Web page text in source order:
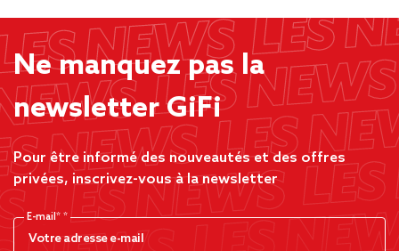
Ne manquez pas la
newsletter GiFi
Pour être informé des nouveautés et des offres
privées, inscrivez-vous à la newsletter
E-mail*